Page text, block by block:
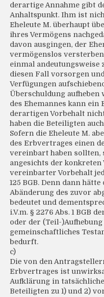
derartige Annahme gibt
Anhaltspunkt. Ihm ist
Eheleute M. überhaupt
ihres Vermögens
davon ausgingen, der
vermögenslos
einmal andeutungsweise
diesen Fall vorsorgen
Verfügungen
Überschuldung aufheben
des Ehemannes kann
derartigen Vorbehalt
haben die Beteiligten
Sofern die Eheleute M.
des Erbvertrages einen
vereinbart haben sollten,
angesichts der
vereinbarter Vorbehalt
125 BGB. Denn dann
Abänderung des zuvor
bedeutet und
i.V.m. § 2276 Abs. 1 BGB
oder der (Teil-
gemeinschaftliches
bedurft.
c)
Die von den
Erbvertrages ist
Aufklärung in
Beteiligten zu 1) und 2)